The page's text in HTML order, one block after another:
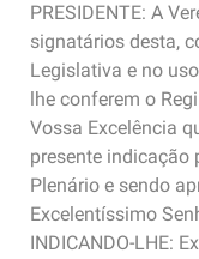
PRESIDENTE: A
signatários desta,
Legislativa e no
lhe conferem o
Vossa Excelência
presente indicação
Plenário e sendo
Excelentíssimo
INDICANDO-LHE: